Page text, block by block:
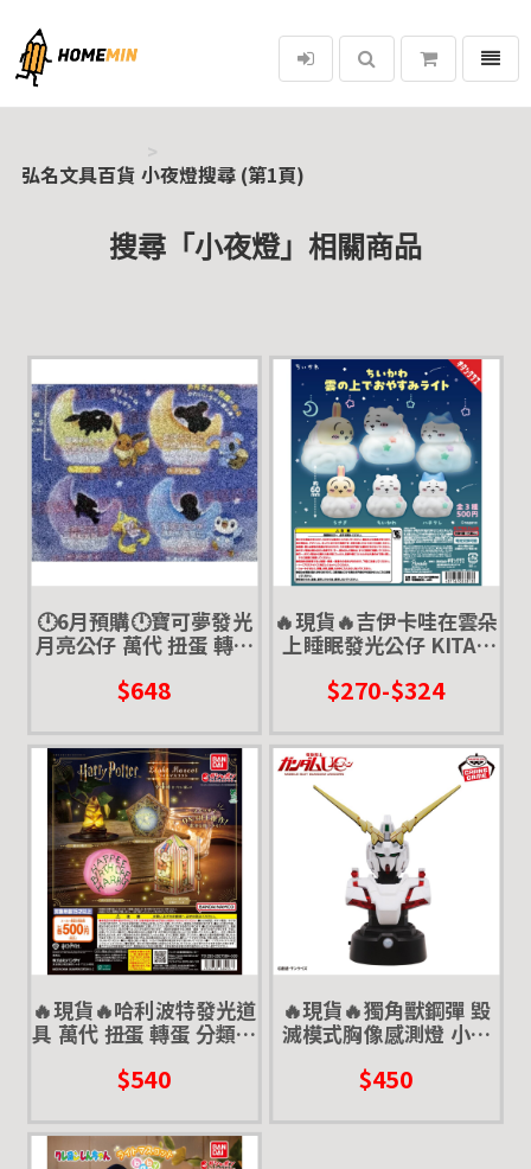
弘名文具百貨
選單
弘名文具百貨 小夜燈搜尋 (第1頁)
搜尋「小夜燈」相關商品
🕛6月預購🕛寶可夢發光
月亮公仔 萬代 扭蛋 轉蛋
$648
🔥現貨🔥吉伊卡哇在雲朵
上睡眠發光公仔 KITAN
燈
$270-$324
🔥現貨🔥哈利波特發光道
具 萬代 扭蛋 轉蛋 分類帽
$540
🔥現貨🔥獨角獸鋼彈 毀
滅模式胸像感測燈 小夜
盒玩 感應燈
$450